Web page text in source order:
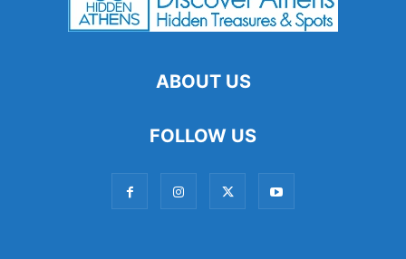
ABOUT US
FOLLOW US